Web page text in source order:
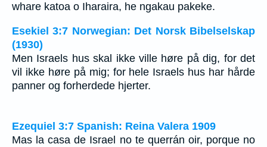
whare katoa o Iharaira, he ngakau pakeke.
Esekiel 3:7 Norwegian: Det Norsk Bibelselskap
(1930)
Men Israels hus skal ikke ville høre på dig, for det
vil ikke høre på mig; for hele Israels hus har hårde
panner og forherdede hjerter.
Ezequiel 3:7 Spanish: Reina Valera 1909
Mas la casa de Israel no te querrán oir, porque no